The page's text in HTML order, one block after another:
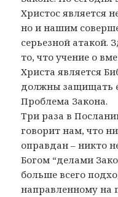
Христос является
но и нашим
серьезной атакой.
то, что учение о
Христа является
должны защищать
Проблема Закона.
Три раза в
говорит нам, что
оправдан – никто
Богом “делами
больше всего
направленному на